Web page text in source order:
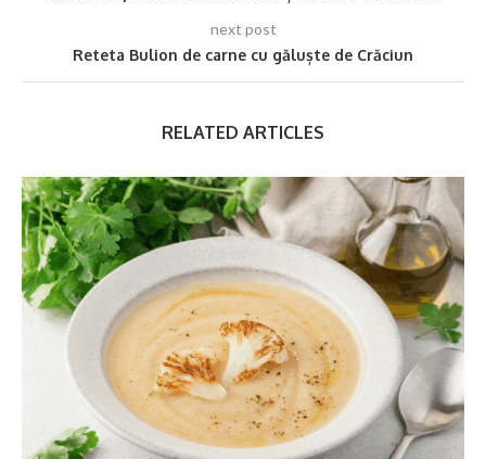
next post
Reteta Bulion de carne cu găluște de Crăciun
RELATED ARTICLES